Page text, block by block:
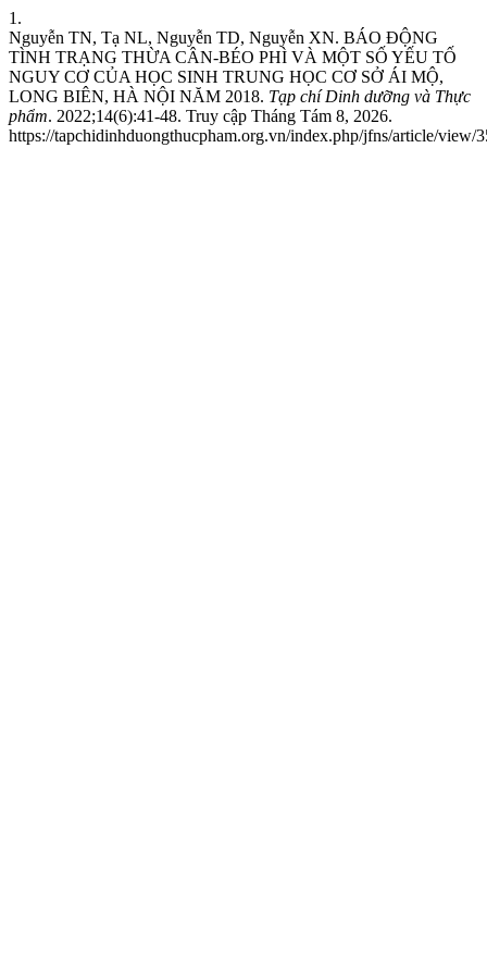
1.
Nguyễn TN, Tạ NL, Nguyễn TD, Nguyễn XN. BÁO ĐỘNG
TÌNH TRẠNG THỪA CÂN-BÉO PHÌ VÀ MỘT SỐ YẾU TỐ
NGUY CƠ CỦA HỌC SINH TRUNG HỌC CƠ SỞ ÁI MỘ,
LONG BIÊN, HÀ NỘI NĂM 2018. Tạp chí Dinh dưỡng và Thực
phẩm. 2022;14(6):41-48. Truy cập Tháng Tám 8, 2026.
https://tapchidinhduongthucpham.org.vn/index.php/jfns/article/view/